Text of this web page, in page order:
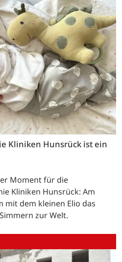
Kliniken Hunsrück ist ein
Moment für die
Kliniken Hunsrück: Am
mit dem kleinen Elio das
zur Welt.